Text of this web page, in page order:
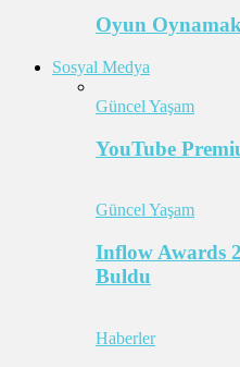
Oyun
Sosyal Medya
Güncel Yaşam
YouTube
Güncel Yaşam
Inflow Awards
Buldu
Haberler